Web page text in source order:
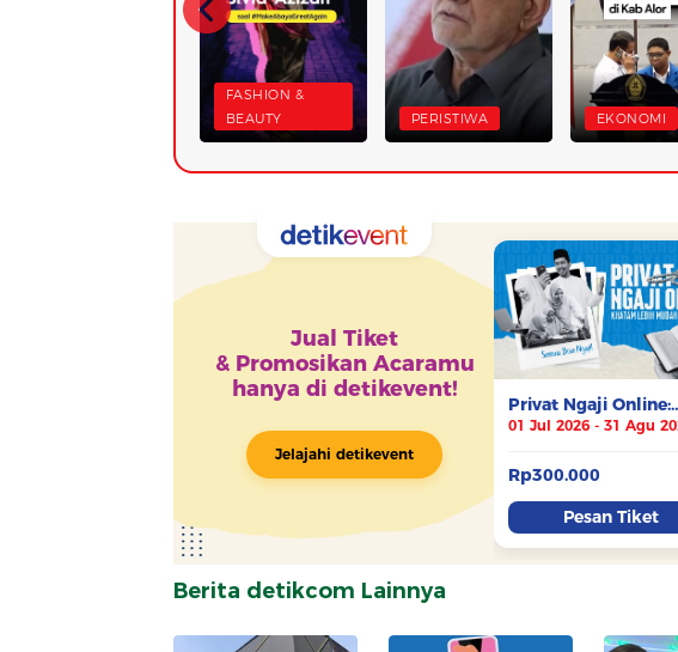
FASHION &
BEAUTY
PERISTIWA EKONOMI
Berita detikcom Lainnya